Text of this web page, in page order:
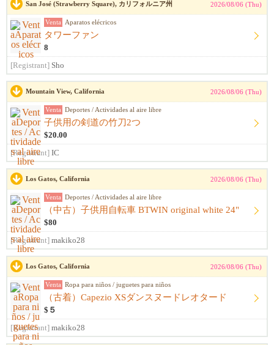
San José (Strawberry Square), カリフォルニア州 2026/08/06 (Thu)
Venta Aparatos elécricos
タワーファン
8
[Registrant] Sho
Mountain View, California 2026/08/06 (Thu)
Venta Deportes / Actividades al aire libre
子供用の剣道の竹刀2つ
$20.00
[Registrant] IC
Los Gatos, California 2026/08/06 (Thu)
Venta Deportes / Actividades al aire libre
（中古）子供用自転車 BTWIN original white 24"
$80
[Registrant] makiko28
Los Gatos, California 2026/08/06 (Thu)
Venta Ropa para niños / juguetes para niños
（古着）Capezio XSダンスヌードレオタード
$５
[Registrant] makiko28